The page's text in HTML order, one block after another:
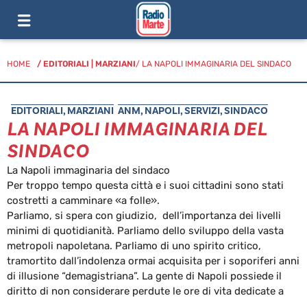
HOME / EDITORIALI MARZIANI/ LA NAPOLI IMMAGINARIA DEL SINDACO
EDITORIALI, MARZIANI ANM, NAPOLI,SERVIZI,SINDACO
LA NAPOLI IMMAGINARIA DEL
SINDACO
La Napoli immaginaria del sindaco
Per troppo tempo questa città e i suoi cittadini sono stati
costretti a camminare «a folle».
Parliamo, si spera con giudizio, dell’importanza dei livelli
minimi di quotidianità. Parliamo dello sviluppo della vasta
metropoli napoletana. Parliamo di uno spirito critico,
tramortito dall’indolenza ormai acquisita per i soporiferi anni
di illusione “demagistriana”. La gente di Napoli possiede il
diritto di non considerare perdute le ore di vita dedicate a